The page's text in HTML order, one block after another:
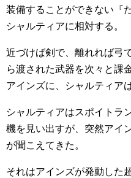
装備することができない『
シャルティアに相対する。
近づけば剣で、離れれば弓
ら渡された武器を次々と課
アインズに、シャルティア
シャルティアはスポイトラ
機を見い出すが、突然アイ
が聞こえてきた。
それはアインズが発動した